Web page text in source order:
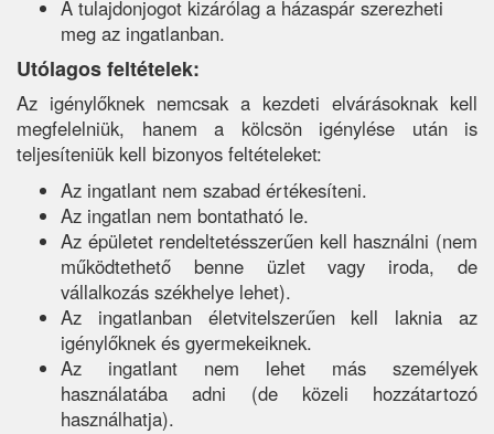
A tulajdonjogot kizárólag a házaspár szerezheti
meg az ingatlanban.
Utólagos feltételek:
Az igénylőknek nemcsak a kezdeti elvárásoknak kell
megfelelniük, hanem a kölcsön igénylése után is
teljesíteniük kell bizonyos feltételeket:
Az ingatlant nem szabad értékesíteni.
Az ingatlan nem bontatható le.
Az épületet rendeltetésszerűen kell használni (nem
működtethető benne üzlet vagy iroda, de
vállalkozás székhelye lehet).
Az ingatlanban életvitelszerűen kell laknia az
igénylőknek és gyermekeiknek.
Az ingatlant nem lehet más személyek
használatába adni (de közeli hozzátartozó
használhatja).